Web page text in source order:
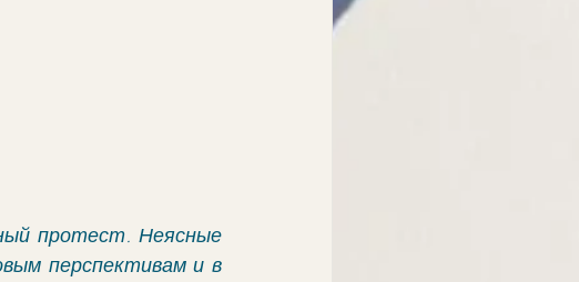
протест. Неясные
перспективам и в